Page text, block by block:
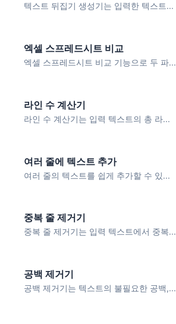
텍스트 뒤집기 생성기는 입력한 텍스트...
엑셀 스프레드시트 비교
엑셀 스프레드시트 비교 기능으로 두 파...
라인 수 계산기
라인 수 계산기는 입력 텍스트의 총 라...
여러 줄에 텍스트 추가
여러 줄의 텍스트를 쉽게 추가할 수 있...
중복 줄 제거기
중복 줄 제거기는 입력 텍스트에서 중복...
공백 제거기
공백 제거기는 텍스트의 불필요한 공백,...